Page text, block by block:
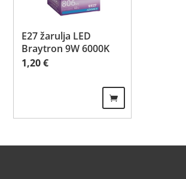
E27 žarulja LED
Braytron 9W 6000K
1,20€